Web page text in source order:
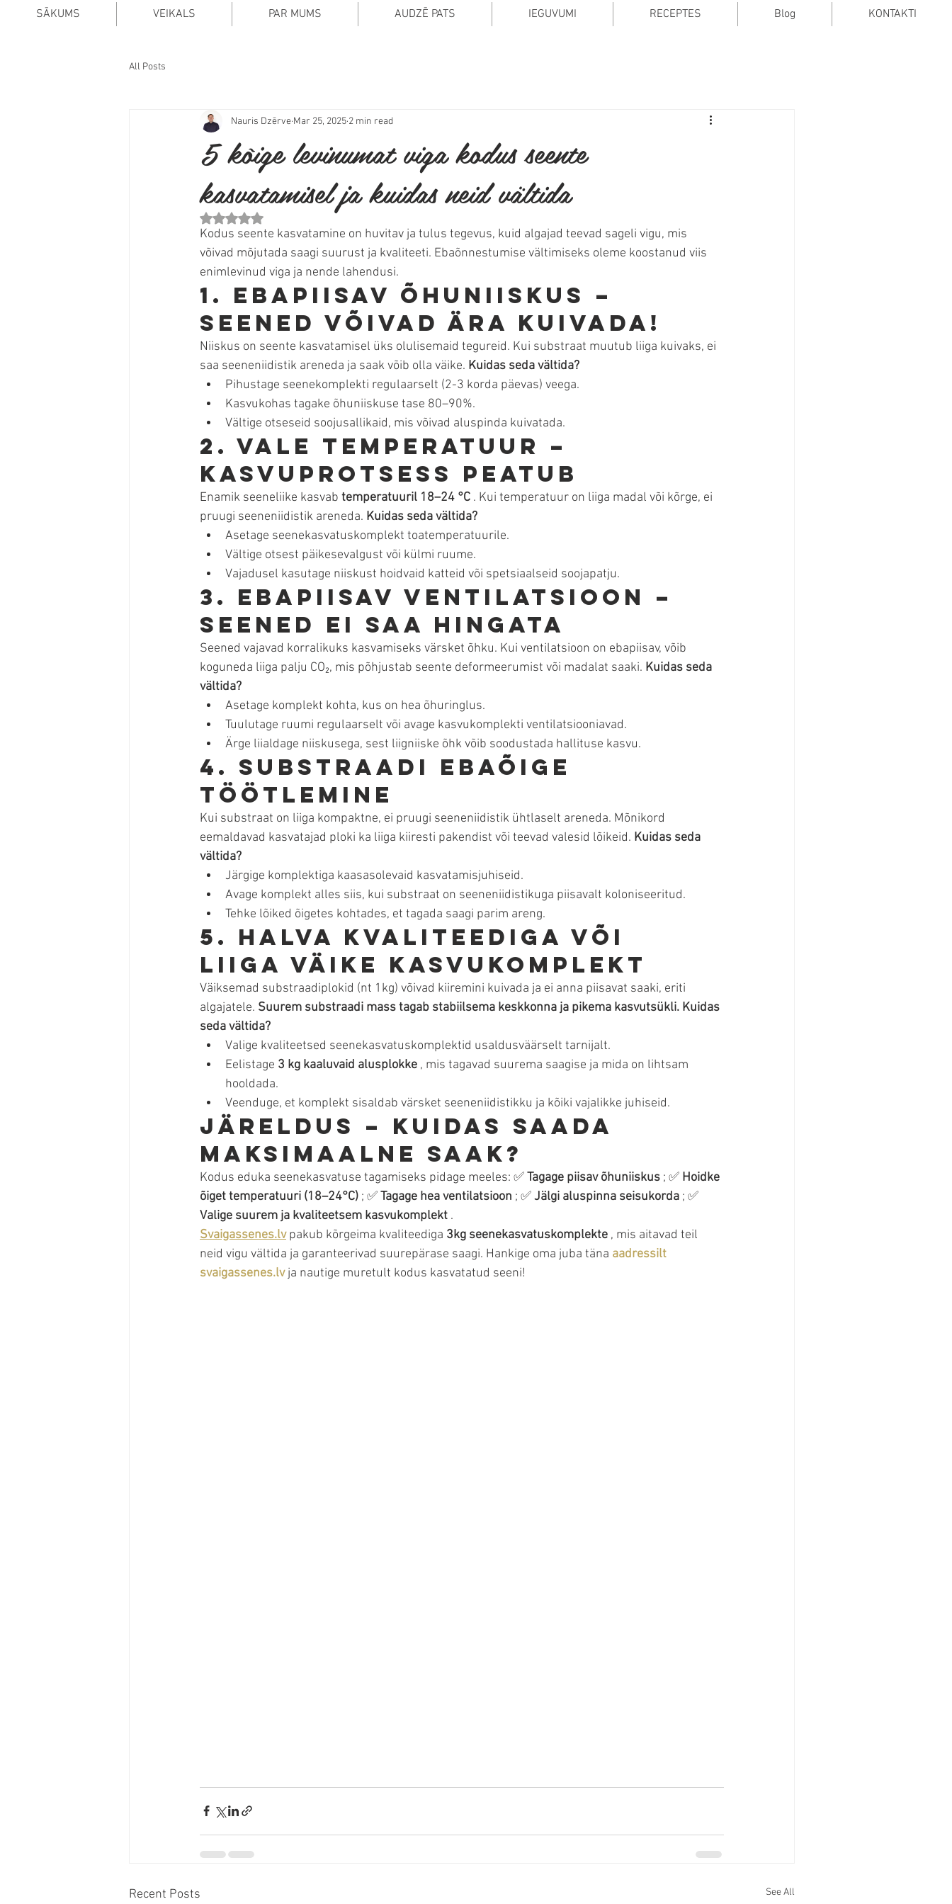
SĀKUMS VEIKALS PAR MUMS AUDZĒ PATS IEGUVUMI RECEPTES Blog KONTAKTI
All Posts
5 kõige levinumat viga kodus seente
kasvatamisel ja kuidas neid vältida
Nauris Dzērve Mar 25, 2025 2 min read
Rated NaN out of 5 stars.
Kodus seente kasvatamine on huvitav ja tulus tegevus, kuid algajad teevad sageli vigu, mis
võivad mõjutada saagi suurust ja kvaliteeti. Ebaõnnestumise vältimiseks oleme koostanud viis
enimlevinud viga ja nende lahendusi.
1. Ebapiisav õhuniiskus –
seened võivad ära kuivada!
Niiskus on seente kasvatamisel üks olulisemaid tegureid. Kui substraat muutub liiga kuivaks, ei
saa seeneniidistik areneda ja saak võib olla väike. Kuidas seda vältida?
Pihustage seenekomplekti regulaarselt (2-3 korda päevas) veega.
Kasvukohas tagake õhuniiskuse tase 80–90%.
Vältige otseseid soojusallikaid, mis võivad aluspinda kuivatada.
2. Vale temperatuur –
kasvuprotsess peatub
Enamik seeneliike kasvab temperatuuril 18–24 °C . Kui temperatuur on liiga madal või kõrge, ei
pruugi seeneniidistik areneda. Kuidas seda vältida?
Asetage seenekasvatuskomplekt toatemperatuurile.
Vältige otsest päikesevalgust või külmi ruume.
Vajadusel kasutage niiskust hoidvaid katteid või spetsiaalseid soojapatju.
3. Ebapiisav ventilatsioon –
seened ei saa hingata
Seened vajavad korralikuks kasvamiseks värsket õhku. Kui ventilatsioon on ebapiisav, võib
koguneda liiga palju CO₂, mis põhjustab seente deformeerumist või madalat saaki. Kuidas seda
vältida?
Asetage komplekt kohta, kus on hea õhuringlus.
Tuulutage ruumi regulaarselt või avage kasvukomplekti ventilatsiooniavad.
Ärge liialdage niiskusega, sest liigniiske õhk võib soodustada hallituse kasvu.
4. Substraadi ebaõige
töötlemine
Kui substraat on liiga kompaktne, ei pruugi seeneniidistik ühtlaselt areneda. Mõnikord
eemaldavad kasvatajad ploki ka liiga kiiresti pakendist või teevad valesid lõikeid. Kuidas seda
vältida?
Järgige komplektiga kaasasolevaid kasvatamisjuhiseid.
Avage komplekt alles siis, kui substraat on seeneniidistikuga piisavalt koloniseeritud.
Tehke lõiked õigetes kohtades, et tagada saagi parim areng.
5. Halva kvaliteediga või
liiga väike kasvukomplekt
Väiksemad substraadiplokid (nt 1kg) võivad kiiremini kuivada ja ei anna piisavat saaki, eriti
algajatele. Suurem substraadi mass tagab stabiilsema keskkonna ja pikema kasvutsükli. Kuidas
seda vältida?
Valige kvaliteetsed seenekasvatuskomplektid usaldusväärselt tarnijalt.
Eelistage 3 kg kaaluvaid alusplokke , mis tagavad suurema saagise ja mida on lihtsam
hooldada.
Veenduge, et komplekt sisaldab värsket seeneniidistikku ja kõiki vajalikke juhiseid.
Järeldus – kuidas saada
maksimaalne saak?
Kodus eduka seenekasvatuse tagamiseks pidage meeles: ✅ Tagage piisav õhuniiskus ; ✅ Hoidke
õiget temperatuuri (18–24°C) ; ✅ Tagage hea ventilatsioon ; ✅ Jälgi aluspinna seisukorda ; ✅
Valige suurem ja kvaliteetsem kasvukomplekt .
Svaigassenes.lv pakub kõrgeima kvaliteediga 3kg seenekasvatuskomplekte , mis aitavad teil
neid vigu vältida ja garanteerivad suurepärase saagi. Hankige oma juba täna aadressilt
svaigassenes.lv ja nautige muretult kodus kasvatatud seeni!
Recent Posts See All